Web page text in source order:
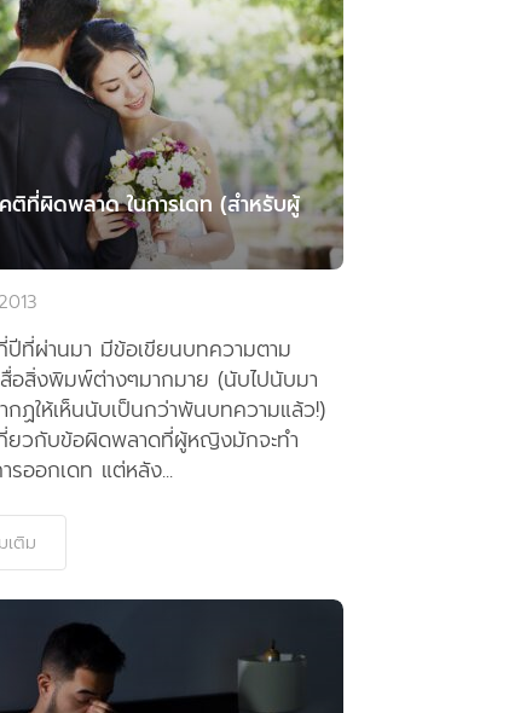
ติที่ผิดพลาด ในการเดท (สำหรับผู้
ปีที่ผ่านมา มีข้อเขียนบทความตาม
อสิ่งพิมพ์ต่างๆมากมาย (นับไปนับมา
กฏให้เห็นนับเป็นกว่าพันบทความแล้ว!)
ยวกับข้อผิดพลาดที่ผู้หญิงมักจะทำ
รออกเดท แต่หลัง...
เติม